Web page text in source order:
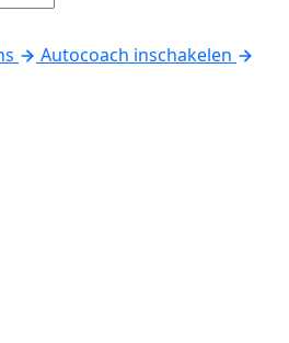
Autocoach inschakelen